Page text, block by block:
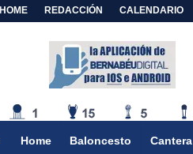
HOME REDACCIÓN CALENDARIO
Home Baloncesto Cantera